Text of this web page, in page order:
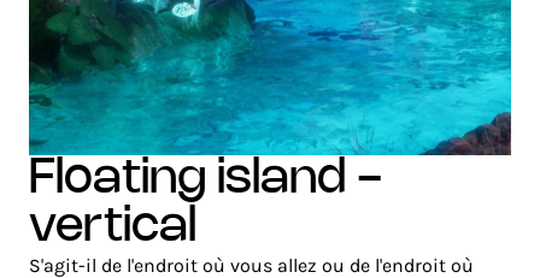
floating island -
vertical
S'agit-il de l'endroit où vous allez ou de l'endroit où